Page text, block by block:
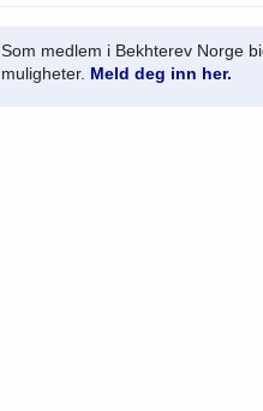
Som medlem i Bekhterev Norge
muligheter. Meld deg inn her.